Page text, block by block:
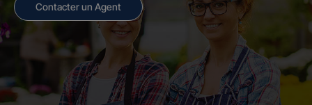
Contacter un Agent